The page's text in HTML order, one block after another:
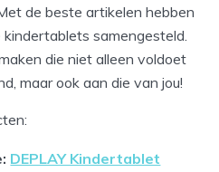
de beste artikelen hebben
samengesteld.
die niet alleen voldoet
maar ook aan die van jou!
: DEPLAY Kindertablet